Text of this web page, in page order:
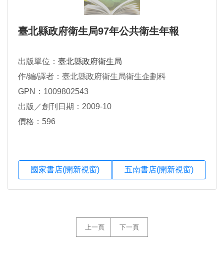
臺北縣政府衛生局97年公共衛生年報
出版單位： 臺北縣政府衛生局
作/編/譯者：臺北縣政府衛生局衛生企劃科
GPN：1009802543
出版／創刊日期：2009-10
價格：596
國家書店(開新視窗) 五南書店(開新視窗)
上一頁 下一頁